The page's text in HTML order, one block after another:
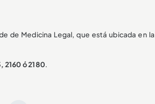
de Medicina Legal, que está ubicada en la
2160 ó 2180.